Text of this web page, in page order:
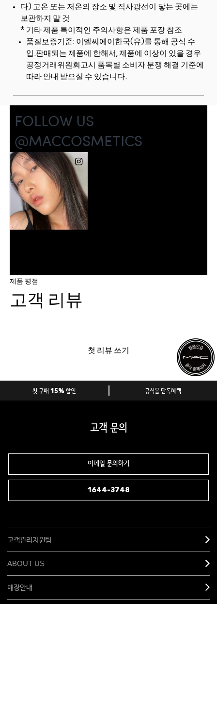
다) 고온 또는 저온의 장소 및 직사광선이 닿는 곳에는
보관하지 말 것
* 기타 제품 특이적인 주의사항은 제품 포장 참조
품질보증기준: 이엘씨에이한국(유)를 통해 공식 수
입.판매되는 제품에 한해서, 제품에 이상이 있을 경우
공정거래위원회고시 품목별 소비자 분쟁 해결 기준에
따라 안내 받으실 수 있습니다.
제품 평점
고객 리뷰
첫 리뷰 쓰기
첫 구매 15% 할인 공식몰 단독혜택
고객 문의
이메일 문의하기
1644-3748
고객관리지원팀
ABOUT US
매장안내